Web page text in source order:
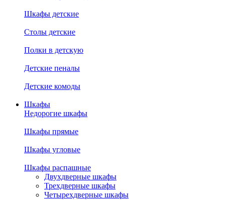
Шкафы детские
Столы детские
Полки в детскую
Детские пеналы
Детские комоды
Шкафы
Недорогие шкафы
Шкафы прямые
Шкафы угловые
Шкафы распашные
Двухдверные шкафы
Трехдверные шкафы
Четырехдверные шкафы